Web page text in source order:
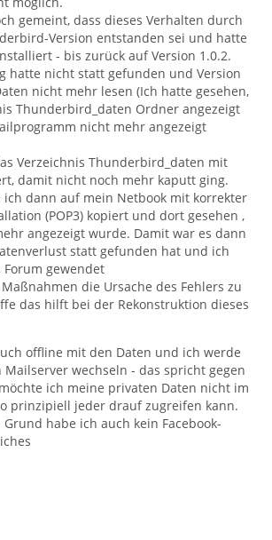
gemeint, dass dieses Verhalten durch
Version entstanden sei und hatte
- bis zurück auf Version 1.0.2.
hatte nicht statt gefunden und Version
nicht mehr lesen (Ich hatte gesehen,
Thunderbird_daten Ordner angezeigt
nicht mehr angezeigt
Verzeichnis Thunderbird_daten mit
damit nicht noch mehr kaputt ging.
ich dann auf mein Netbook mit korrekter
(POP3) kopiert und dort gesehen ,
angezeigt wurde. Damit war es dann
statt gefunden hat und ich
gewendet
die Ursache des Fehlers zu
das hilft bei der Rekonstruktion dieses
offline mit den Daten und ich werde
Mailserver wechseln - das spricht gegen
ich meine privaten Daten nicht im
prinzipiell jeder drauf zugreifen kann.
habe ich auch kein Facebook-